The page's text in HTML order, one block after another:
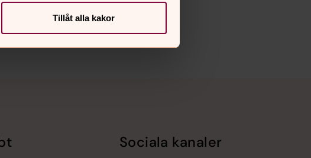
Tillåt alla kakor
Sociala kanaler